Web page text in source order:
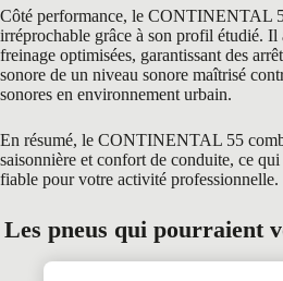
Côté performance, le CONTINENTAL
irréprochable grâce à son profil étudié. Il
freinage optimisées, garantissant des
sonore de un niveau sonore maîtrisé
sonores en environnement urbain.
En résumé, le CONTINENTAL 55
saisonnière et confort de conduite, ce
fiable pour votre activité professionnelle.
Les pneus qui pourraient